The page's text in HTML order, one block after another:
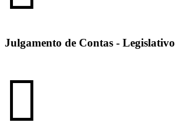
Julgamento de Contas - Legislativo